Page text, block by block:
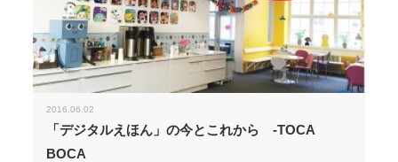
2016.06.02
「デジタルえほん」の今とこれから -TOCA
BOCA